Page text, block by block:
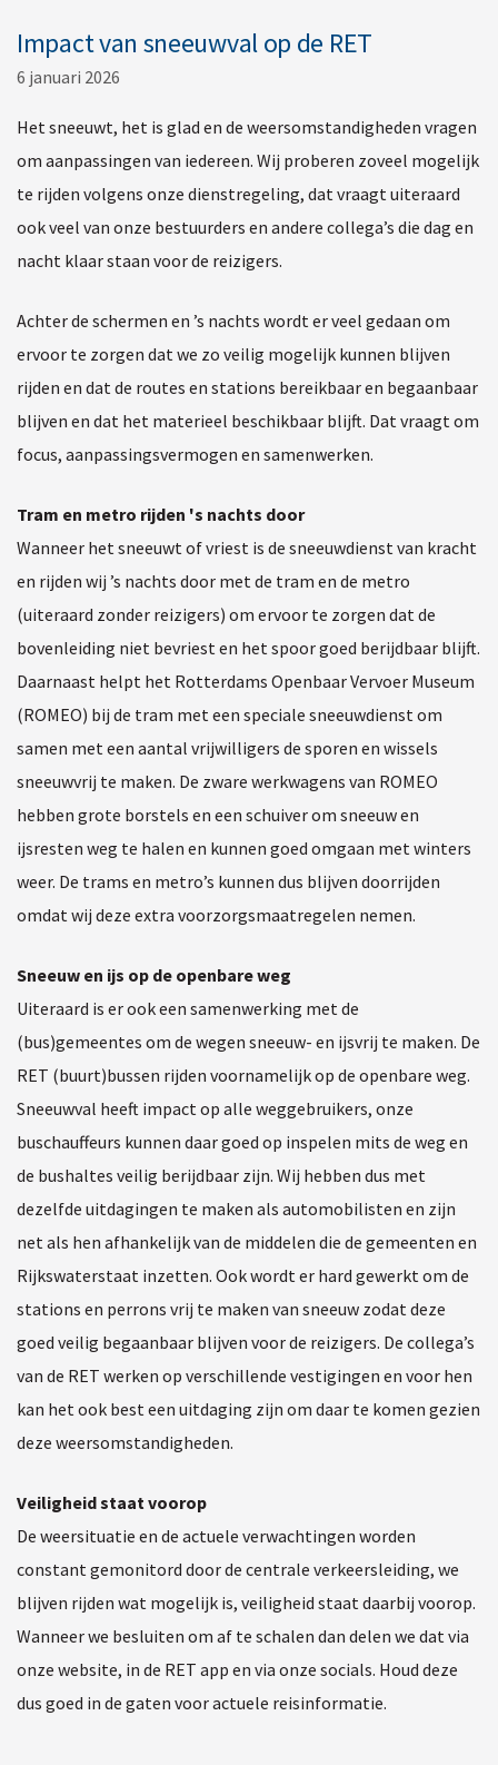
Impact van sneeuwval op de RET
6 januari 2026
Het sneeuwt, het is glad en de weersomstandigheden vragen
om aanpassingen van iedereen. Wij proberen zoveel mogelijk
te rijden volgens onze dienstregeling, dat vraagt uiteraard
ook veel van onze bestuurders en andere collega’s die dag en
nacht klaar staan voor de reizigers.
Achter de schermen en ’s nachts wordt er veel gedaan om
ervoor te zorgen dat we zo veilig mogelijk kunnen blijven
rijden en dat de routes en stations bereikbaar en begaanbaar
blijven en dat het materieel beschikbaar blijft. Dat vraagt om
focus, aanpassingsvermogen en samenwerken.
Tram en metro rijden 's nachts door
Wanneer het sneeuwt of vriest is de sneeuwdienst van kracht
en rijden wij ’s nachts door met de tram en de metro
(uiteraard zonder reizigers) om ervoor te zorgen dat de
bovenleiding niet bevriest en het spoor goed berijdbaar blijft.
Daarnaast helpt het Rotterdams Openbaar Vervoer Museum
(ROMEO) bij de tram met een speciale sneeuwdienst om
samen met een aantal vrijwilligers de sporen en wissels
sneeuwvrij te maken. De zware werkwagens van ROMEO
hebben grote borstels en een schuiver om sneeuw en
ijsresten weg te halen en kunnen goed omgaan met winters
weer. De trams en metro’s kunnen dus blijven doorrijden
omdat wij deze extra voorzorgsmaatregelen nemen.
Sneeuw en ijs op de openbare weg
Uiteraard is er ook een samenwerking met de
(bus)gemeentes om de wegen sneeuw- en ijsvrij te maken. De
RET (buurt)bussen rijden voornamelijk op de openbare weg.
Sneeuwval heeft impact op alle weggebruikers, onze
buschauffeurs kunnen daar goed op inspelen mits de weg en
de bushaltes veilig berijdbaar zijn. Wij hebben dus met
dezelfde uitdagingen te maken als automobilisten en zijn
net als hen afhankelijk van de middelen die de gemeenten en
Rijkswaterstaat inzetten. Ook wordt er hard gewerkt om de
stations en perrons vrij te maken van sneeuw zodat deze
goed veilig begaanbaar blijven voor de reizigers. De collega’s
van de RET werken op verschillende vestigingen en voor hen
kan het ook best een uitdaging zijn om daar te komen gezien
deze weersomstandigheden.
Veiligheid staat voorop
De weersituatie en de actuele verwachtingen worden
constant gemonitord door de centrale verkeersleiding, we
blijven rijden wat mogelijk is, veiligheid staat daarbij voorop.
Wanneer we besluiten om af te schalen dan delen we dat via
onze website, in de RET app en via onze socials. Houd deze
dus goed in de gaten voor actuele reisinformatie.